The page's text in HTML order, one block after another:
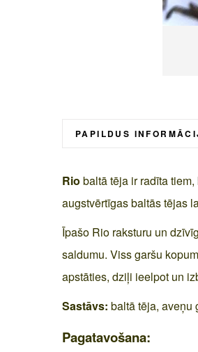
beginning
images
gallery
PAPILDUS
Rio baltā tēja ir radīta
augstvērtīgas baltās tējas
Īpašo Rio raksturu un
saldumu. Viss garšu
apstāties, dziļi ieelpot un
Sastāvs: baltā tēja, aveņu
Pagatavošana: